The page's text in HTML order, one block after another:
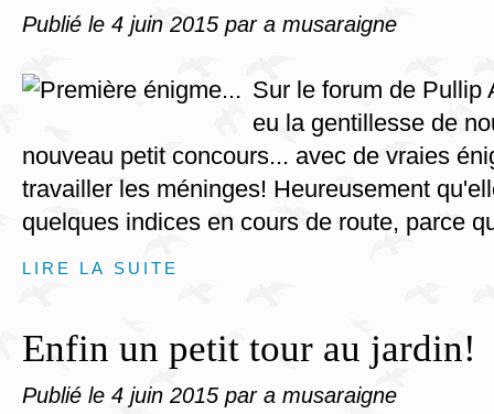
Publié le 4 juin 2015 par a musaraigne
Sur le forum de Pullip
eu la gentillesse de
nouveau petit concours... avec de vraies
travailler les méninges! Heureusement
quelques indices en cours de route, parce
LIRE LA SUITE
Enfin un petit tour au jardin!
Publié le 4 juin 2015 par a musaraigne